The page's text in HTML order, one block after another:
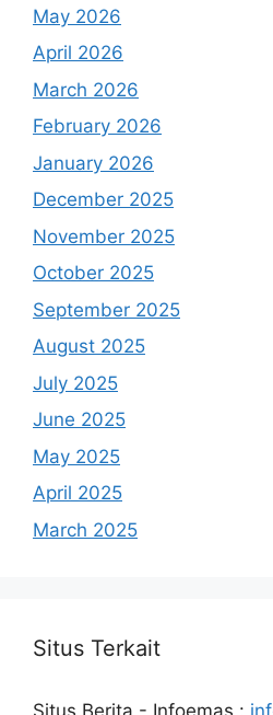
May 2026
April 2026
March 2026
February 2026
January 2026
December 2025
November 2025
October 2025
September 2025
August 2025
July 2025
June 2025
May 2025
April 2025
March 2025
Situs Terkait
Situs Berita - Infoemas :